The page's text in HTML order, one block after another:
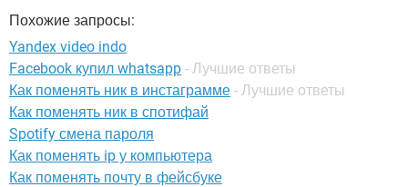
YANDEX
Похожие запросы:
Yandex video indo
Facebook купил whatsapp - Лучшие ответы
Как поменять ник в инстаграмме - Лучшие ответы
Как поменять ник в спотифай
Spotify смена пароля
Как поменять ip у компьютера
Как поменять почту в фейсбуке